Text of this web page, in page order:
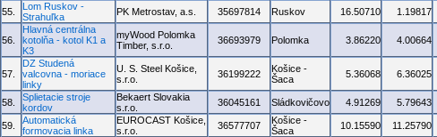
55.
Lom Ruskov -
Strahuľka
PK Metrostav, a.s. 35697814 Ruskov 16.50710 1.19817
56.
Hlavná centrálna
kotolňa - kotol K1 a
K3
myWood Polomka
Timber, s.r.o.
36693979 Polomka 3.86220 4.00664
57.
DZ Studená
valcovna - moriace
linky
U. S. Steel Košice,
s.r.o.
36199222
Košice -
Šaca
5.36068 6.36025
58.
Splietacie stroje
kordov
Bekaert Slovakia
s.r.o.
36045161 Sládkovičovo 4.91269 5.79643
59.
Automatická
formovacia linka
EUROCAST Košice,
s.r.o.
36577707
Košice -
Šaca
10.15590 11.25790